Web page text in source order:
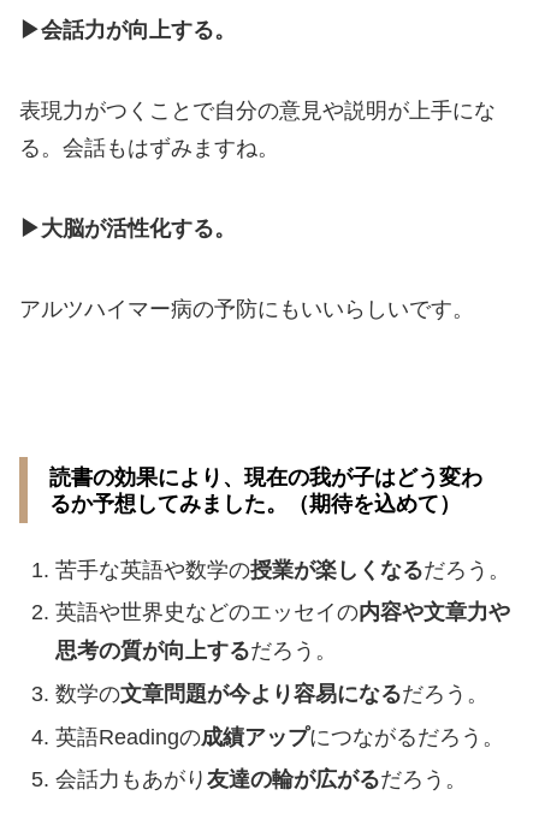
▶会話力が向上する。
表現力がつくことで自分の意見や説明が上手にな
る。会話もはずみますね。
▶大脳が活性化する。
アルツハイマー病の予防にもいいらしいです。
読書の効果により、現在の我が子はどう変わ
るか予想してみました。（期待を込めて）
苦手な英語や数学の授業が楽しくなるだろう。
英語や世界史などのエッセイの内容や文章力や
思考の質が向上するだろう。
数学の文章問題が今より容易になるだろう。
英語Readingの成績アップにつながるだろう。
会話力もあがり 友達の輪が広がるだろう。